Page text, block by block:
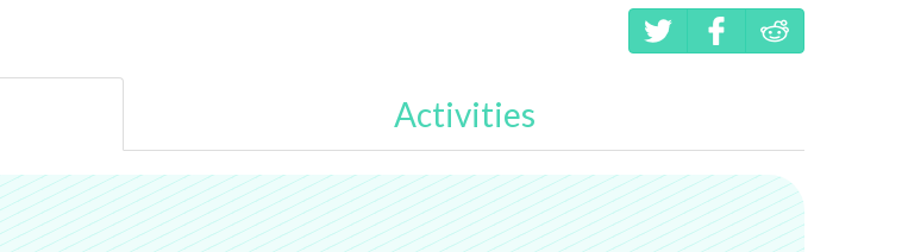
Activities